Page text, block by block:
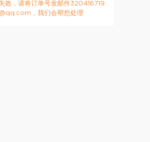
效，请将订单号发邮件320416719
，我们会帮您处理